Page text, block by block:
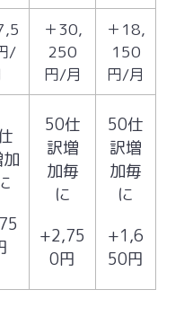
/
＋30,
250
円/月
＋18,
150
円/月
50仕
訳増
加毎
に
+2,75
0円
50仕
訳増
加毎
に
+1,6
50円